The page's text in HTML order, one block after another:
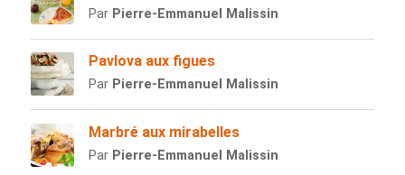
Par Pierre-Emmanuel Malissin
Pavlova aux figues
Par Pierre-Emmanuel Malissin
Marbré aux mirabelles
Par Pierre-Emmanuel Malissin